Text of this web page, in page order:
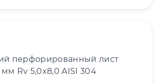
перфорированный лист
Rv 5,0x8,0 AISI 304